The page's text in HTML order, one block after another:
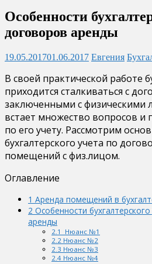
Особенности
договоров аренды
19.05.201701.06.2017 Евгения
В своей практической работе
приходится сталкиваться с
заключенными с физическими
встает множество вопросов и
по его учету. Рассмотрим
бухгалтерского учета по
помещений с физ.лицом.
Оглавление
1 Аренда помещений в
2 Особенности
аренды
2.1
Нюанс №1
2.2 Нюанс №2
2.3 Нюанс №3
2.4 Нюанс №4